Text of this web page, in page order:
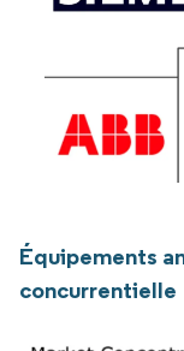
Équipements
concurrentielle